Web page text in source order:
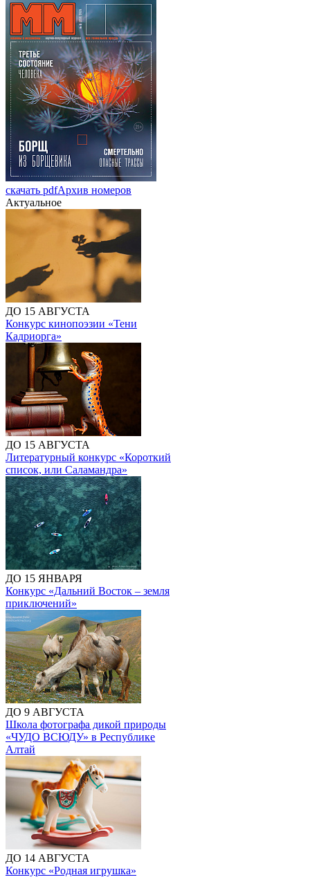
скачать pdfАрхив номеров
Актуальное
ДО 15 АВГУСТА
Конкурс кинопоэзии «Тени
Кадриорга»
ДО 15 АВГУСТА
Литературный конкурс «Короткий
список, или Саламандра»
ДО 15 ЯНВАРЯ
Конкурс «Дальний Восток – земля
приключений»
ДО 9 АВГУСТА
Школа фотографа дикой природы
«ЧУДО ВСЮДУ» в Республике
Алтай
ДО 14 АВГУСТА
Конкурс «Родная игрушка»